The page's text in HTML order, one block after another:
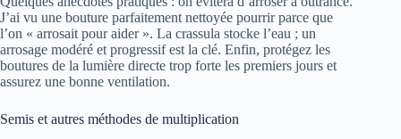
J’ai vu une bouture parfaitement nettoyée pourrir parce que
l’on « arrosait pour aider ». La crassula stocke l’eau ; un
arrosage modéré et progressif est la clé. Enfin, protégez les
boutures de la lumière directe trop forte les premiers jours et
assurez une bonne ventilation.
Semis et autres méthodes de multiplication